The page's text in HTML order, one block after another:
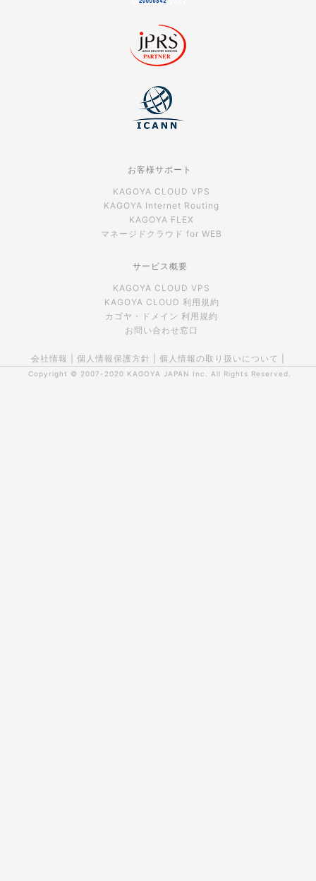
お客様サポート
KAGOYA CLOUD VPS
KAGOYA Internet Routing
KAGOYA FLEX
マネージドクラウド for WEB
サービス概要
KAGOYA CLOUD VPS
KAGOYA CLOUD 利用規約
カゴヤ・ドメイン 利用規約
お問い合わせ窓口
会社情報 個人情報保護方針 個人情報の取り扱いについて
Copyright © 2007-2020 KAGOYA JAPAN Inc. All Rights Reserved.